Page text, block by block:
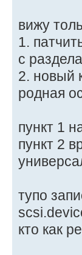
вижу
1.
с
2. новый
родная
пункт 1
пункт 2
тупо
кто как